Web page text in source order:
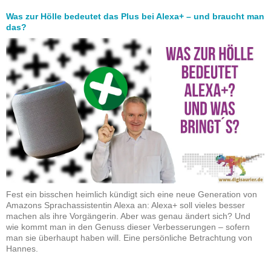
Was zur Hölle bedeutet das Plus bei Alexa+ – und braucht man
das?
Fest ein bisschen heimlich kündigt sich eine neue Generation von
Amazons Sprachassistentin Alexa an: Alexa+ soll vieles besser
machen als ihre Vorgängerin. Aber was genau ändert sich? Und
wie kommt man in den Genuss dieser Verbesserungen – sofern
man sie überhaupt haben will. Eine persönliche Betrachtung von
Hannes.